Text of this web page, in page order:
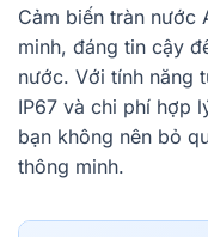
Cảm biến tràn nước
minh, đáng tin cậy
nước. Với tính năng
IP67 và chi phí hợp
bạn không nên bỏ
thông minh.